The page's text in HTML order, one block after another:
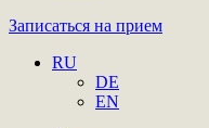
Записаться на прием
RU
DE
EN